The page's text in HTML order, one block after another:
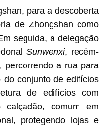
para a descoberta
de Zhongshan como
seguida, a delegação
Sunwenxi, recém-
percorrendo a rua para
do conjunto de edifícios
de edifícios com
calçadão, comum em
protegendo lojas e